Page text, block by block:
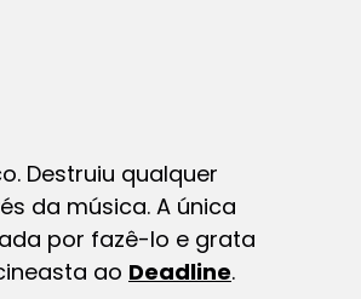
Destruiu qualquer
da música. A única
por fazê-lo e grata
ao Deadline.